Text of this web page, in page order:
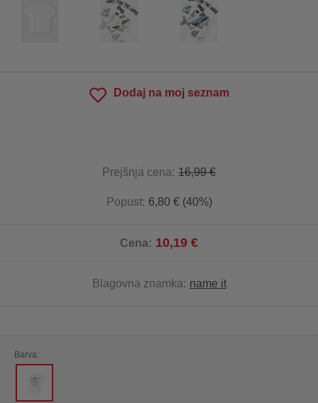
Dodaj na moj seznam
Prejšnja cena: 16,99 €
Popust: 6,80 € (40%)
Cena: 10,19 €
Blagovna znamka: name it
Barva: